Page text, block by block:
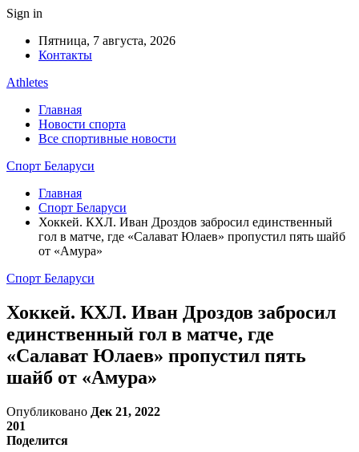
Sign in
Пятница, 7 августа, 2026
Контакты
Athletes
Главная
Новости спорта
Все спортивные новости
Спорт Беларуси
Главная
Спорт Беларуси
Хоккей. КХЛ. Иван Дроздов забросил единственный
гол в матче, где «Салават Юлаев» пропустил пять шайб
от «Амура»
Спорт Беларуси
Хоккей. КХЛ. Иван Дроздов забросил
единственный гол в матче, где
«Салават Юлаев» пропустил пять
шайб от «Амура»
Опубликовано Дек 21, 2022
201
Поделится